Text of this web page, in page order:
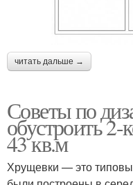
читать дальше →
Советы по
обустроить
43 кв.м
Хрущевки — это